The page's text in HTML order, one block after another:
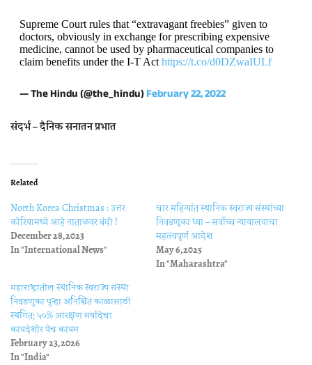
Supreme Court rules that “extravagant freebies” given to
doctors, obviously in exchange for prescribing expensive
medicine, cannot be used by pharmaceutical companies to
claim benefits under the I-T Act https://t.co/d0DZwaIULf
— The Hindu (@the_hindu)February 22, 2022
संदर्भ – दैनिक सनातन प्रभात
Related
North Korea Christmas : उत्तर
कोरियामध्ये आहे नाताळवर बंदी !
December 28, 2023
In "International News"
चार महिन्यांत स्थानिक स्वराज्य संस्थांच्या
निवडणुका घ्या – सर्वोच्च न्यायालयाचा
महत्त्वपूर्ण आदेश
May 6, 2025
In "Maharashtra"
महाराष्ट्रातील स्थानिक स्वराज्य संस्था
निवडणुका पुन्हा अनिश्चित काळासाठी
स्थगित; ५०% आरक्षण मर्यादेचा
कायदेशीर पेच कायम
February 23, 2026
In "India"